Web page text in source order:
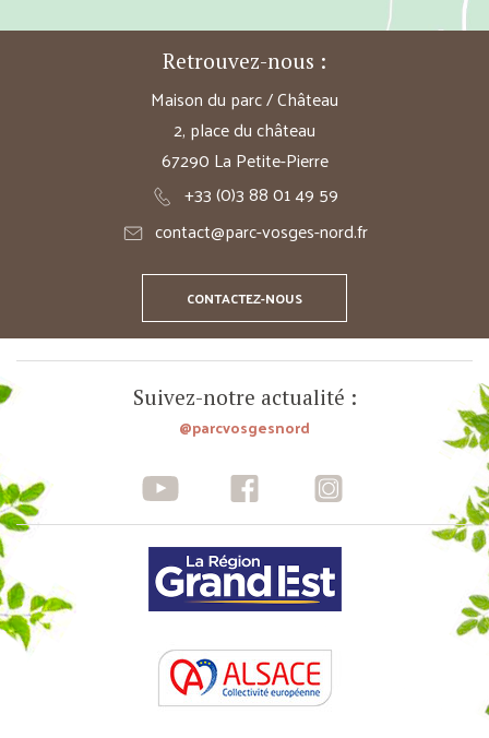
Retrouvez-nous :
Maison du parc / Château
2, place du château
67290 La Petite-Pierre
+33 (0)3 88 01 49 59
contact@parc-vosges-nord.fr
CONTACTEZ-NOUS
Suivez-notre actualité :
@parcvosgesnord